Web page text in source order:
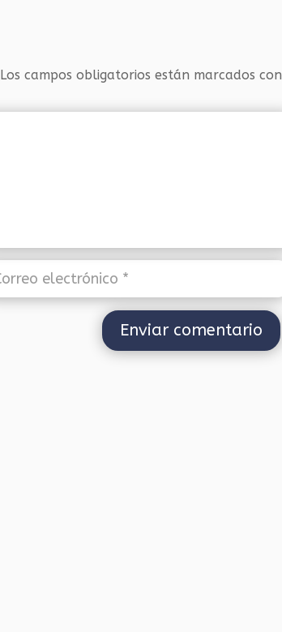
Los campos obligatorios están marcados con